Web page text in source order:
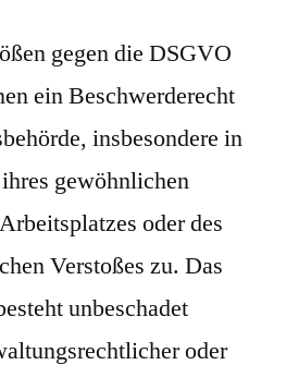
gegen die DSGVO
ein Beschwerderecht
insbesondere in
gewöhnlichen
oder des
Verstoßes zu. Das
unbeschadet
oder